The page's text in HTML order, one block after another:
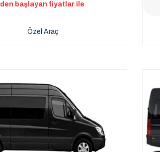
den başlayan fiyatlar ile
Özel Araç